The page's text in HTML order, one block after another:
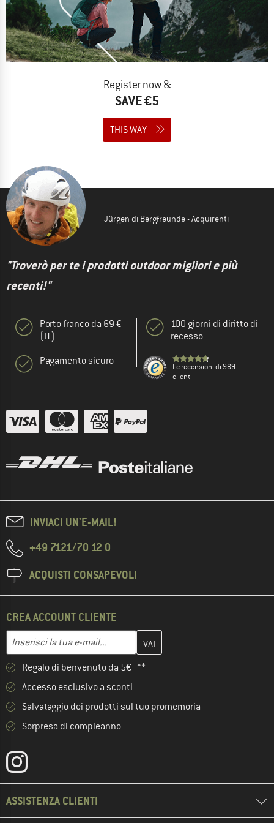
Register now &
SAVE €5
THIS WAY
Jürgen di Bergfreunde - Acquirenti
"Troverò per te i prodotti outdoor migliori e più
recenti!"
Porto franco da 69 €
(IT)
Pagamento sicuro
100 giorni di diritto di
recesso
Le recensioni di 989
clienti
INVIACI UN'E-MAIL!
+49 7121/70 12 0
ACQUISTI CONSAPEVOLI
CREA ACCOUNT CLIENTE
Indirizzo e-mail
Inserisci qui il tuo indirizzo e-mail e crea il tuo account cliente
Regalo di benvenuto da 5€ **
Accesso esclusivo a sconti
Salvataggio dei prodotti sul tuo promemoria
Sorpresa di compleanno
ASSISTENZA CLIENTI